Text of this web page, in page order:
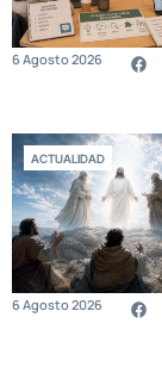
6 Agosto 2026
ACTUALIDAD
6 Agosto 2026